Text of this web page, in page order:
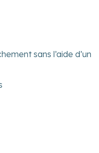
sans l’aide d’un